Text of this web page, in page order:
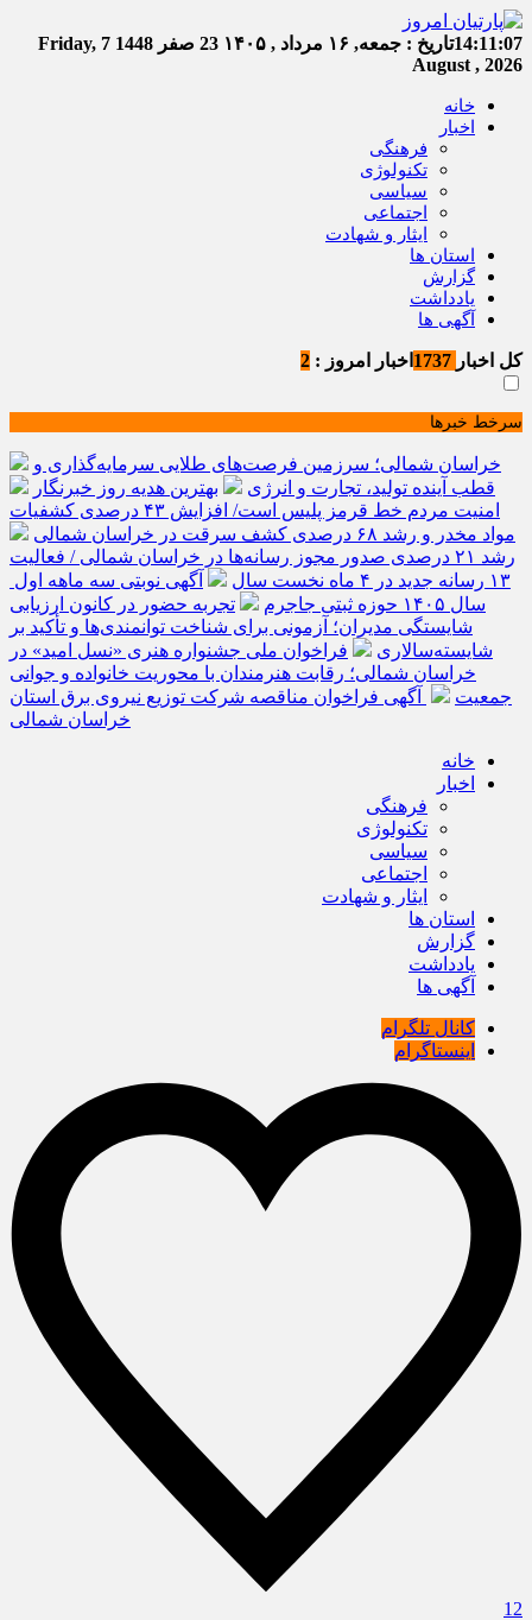
14:11:08تاریخ : جمعه, ۱۶ مرداد , ۱۴۰۵ 23 صفر 1448
Friday, 7
August , 2026
خانه
اخبار
فرهنگی
تکنولوژی
سیاسی
اجتماعی
ایثار و شهادت
استان ها
گزارش
یادداشت
آگهی ها
کل اخبار اخبار امروز : 2
سرخط خبرها
خراسان شمالی؛ سرزمین فرصت‌های طلایی سرمایه‌گذاری و
قطب آینده تولید، تجارت و انرژی
بهترین هدیه روز خبرنگار
امنیت مردم خط قرمز پلیس است/ افزایش ۴۳ درصدی کشفیات
مواد مخدر و رشد ۶۸ درصدی کشف سرقت در خراسان شمالی
رشد ۲۱ درصدی صدور مجوز رسانه‌ها در خراسان شمالی / فعالیت
۱۳ رسانه جدید در ۴ ماه نخست سال
آگهی نوبتی سه ماهه اول
سال ۱۴۰۵ حوزه ثبتی جاجرم
تجربه حضور در کانون ارزیابی
شایستگی مدیران؛ آزمونی برای شناخت توانمندی‌ها و تأکید بر
شایسته‌سالاری
فراخوان ملی جشنواره هنری «نسل امید» در
خراسان شمالی؛ رقابت هنرمندان با محوریت خانواده و جوانی
جمعیت
آگهی فراخوان مناقصه شرکت توزیع نیروی برق استان
خراسان شمالی
خانه
اخبار
فرهنگی
تکنولوژی
سیاسی
اجتماعی
ایثار و شهادت
استان ها
گزارش
یادداشت
آگهی ها
کانال تلگرام
اینستاگرام
12